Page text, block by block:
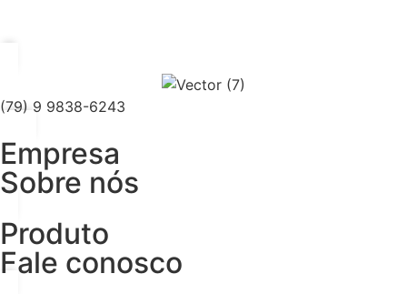
(79) 9 9838-6243
Empresa
Sobre nós
Produto
Fale conosco